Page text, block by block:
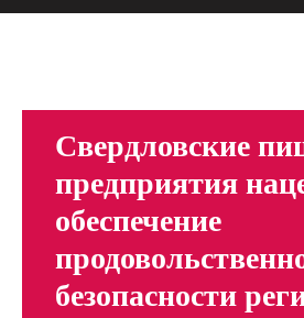
Свердловские
предприятия
обеспечение
безопасности